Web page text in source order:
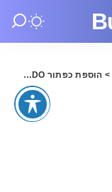
> הוספת כפתור UNDO לסרגל הכלים של ווינדוס 10